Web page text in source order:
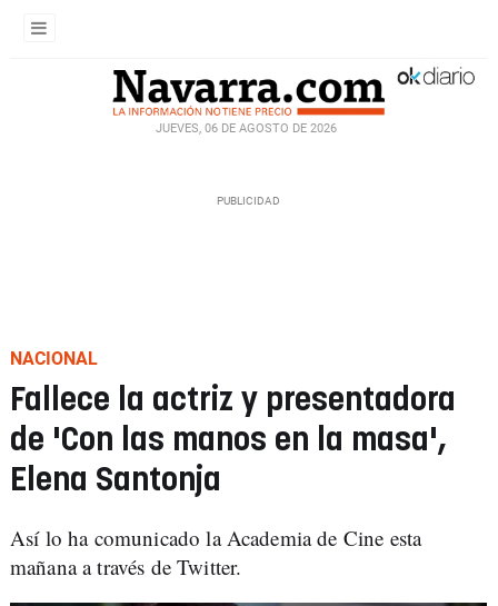
JUEVES, 06 DE AGOSTO DE 2026
NACIONAL
Fallece la actriz y presentadora
de 'Con las manos en la masa',
Elena Santonja
Así lo ha comunicado la Academia de Cine esta
mañana a través de Twitter.